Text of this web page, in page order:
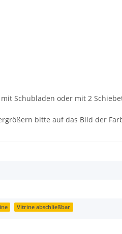
Schubladen oder mit 2
bitte auf das Bild der
Vitrine abschließbar